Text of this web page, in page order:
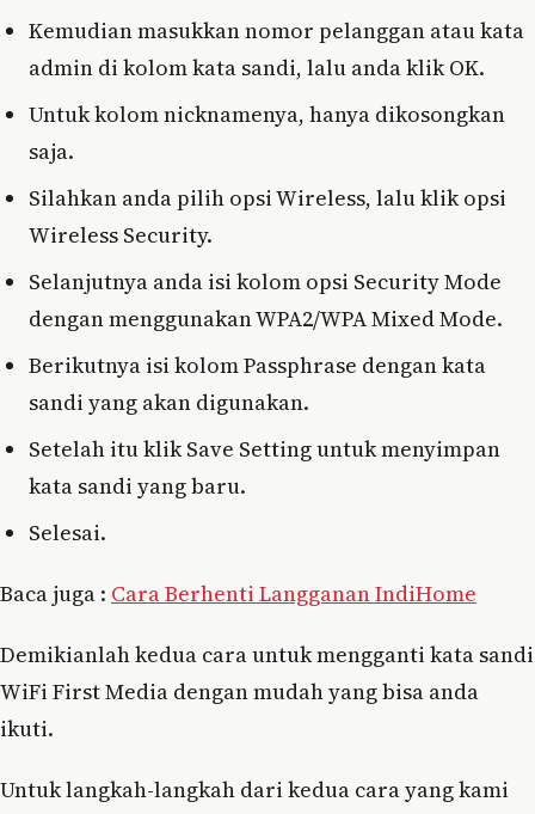
Kemudian masukkan nomor pelanggan atau kata
admin di kolom kata sandi, lalu anda klik OK.
Untuk kolom nicknamenya, hanya dikosongkan
saja.
Silahkan anda pilih opsi Wireless, lalu klik opsi
Wireless Security.
Selanjutnya anda isi kolom opsi Security Mode
dengan menggunakan WPA2/WPA Mixed Mode.
Berikutnya isi kolom Passphrase dengan kata
sandi yang akan digunakan.
Setelah itu klik Save Setting untuk menyimpan
kata sandi yang baru.
Selesai.
Baca juga : Cara Berhenti Langganan IndiHome
Demikianlah kedua cara untuk mengganti kata sandi
WiFi First Media dengan mudah yang bisa anda
ikuti.
Untuk langkah-langkah dari kedua cara yang kami